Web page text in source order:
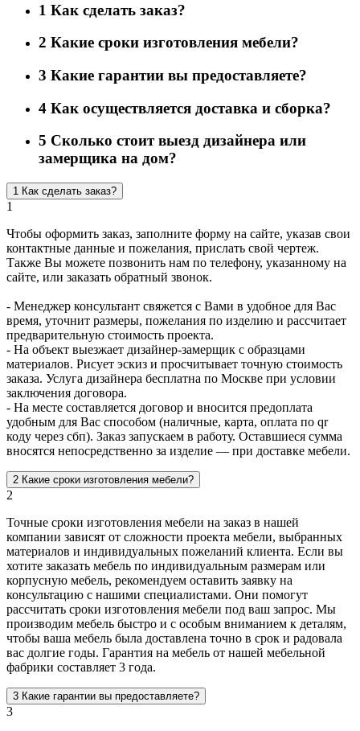
1 Как сделать заказ?
2 Какие сроки изготовления мебели?
3 Какие гарантии вы предоставляете?
4 Как осуществляется доставка и сборка?
5 Сколько стоит выезд дизайнера или
замерщика на дом?
1 Как сделать заказ?
1
Чтобы оформить заказ, заполните форму на сайте, указав свои
контактные данные и пожелания, прислать свой чертеж.
Также Вы можете позвонить нам по телефону, указанному на
сайте, или заказать обратный звонок.
- Менеджер консультант свяжется с Вами в удобное для Вас
время, уточнит размеры, пожелания по изделию и рассчитает
предварительную стоимость проекта.
- На объект выезжает дизайнер-замерщик с образцами
материалов. Рисует эскиз и просчитывает точную стоимость
заказа. Услуга дизайнера бесплатна по Москве при условии
заключения договора.
- На месте составляется договор и вносится предоплата
удобным для Вас способом (наличные, карта, оплата по qr
коду через сбп). Заказ запускаем в работу. Оставшиеся сумма
вносятся непосредственно за изделие — при доставке мебели.
2 Какие сроки изготовления мебели?
2
Точные сроки изготовления мебели на заказ в нашей
компании зависят от сложности проекта мебели, выбранных
материалов и индивидуальных пожеланий клиента. Если вы
хотите заказать мебель по индивидуальным размерам или
корпусную мебель, рекомендуем оставить заявку на
консультацию с нашими специалистами. Они помогут
рассчитать сроки изготовления мебели под ваш запрос. Мы
производим мебель быстро и с особым вниманием к деталям,
чтобы ваша мебель была доставлена точно в срок и радовала
вас долгие годы. Гарантия на мебель от нашей мебельной
фабрики составляет 3 года.
3 Какие гарантии вы предоставляете?
3